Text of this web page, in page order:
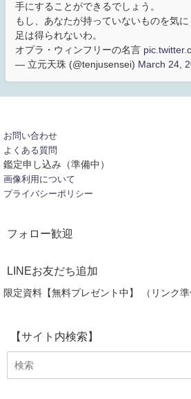
手にすることができるでしょう。
もし、あなたが持っていないものを気
足は得られないわ。
オプラ・ウィンフリーの名言
— 立元天珠 (@tenjusensei) March 24,
お問い合わせ
よくある質問
鑑定申し込み（準備中）
画像利用について
プライバシーポリシー
フォロー歓迎
LINEお友だち追加
限定資料【無料プレゼント中】 （リンク準
【サイト内検索】